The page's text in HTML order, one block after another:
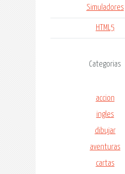
Simuladores
HTML5
Categorias
accion
ingles
dibujar
aventuras
cartas